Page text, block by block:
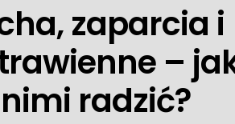
zaparcia i
–
radzić?